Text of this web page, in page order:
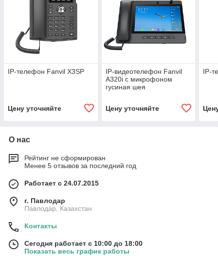
IP-телефон Fanvil X3SP
Цену уточняйте
IP-видеотелефон Fanvil
A320i с микрофоном
гусиная шея
Цену уточняйте
IP-
О нас
Рейтинг не сформирован
Менее 5 отзывов за последний год
Работает с 24.07.2015
г. Павлодар
Павлодар, Казахстан
Контакты
Сегодня работает с 10:00 до 18:00
Показать весь график работы